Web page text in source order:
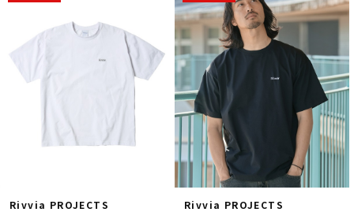
Rivvia PROJECTS Rivvia PROJECTS